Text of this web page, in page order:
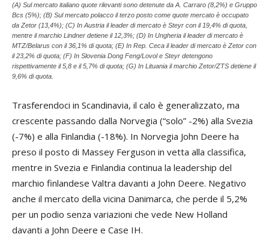
(A) Sul mercato italiano quote rilevanti sono detenute da A. Carraro (8,2%) e Gruppo
Bcs (5%); (B) Sul mercato polacco il terzo posto come quote mercato è occupato
da Zetor (13,4%); (C) In Austria il leader di mercato è Steyr con il 19,4% di quota,
mentre il marchio Lindner detiene il 12,3%; (D) In Ungheria il leader di mercato è
MTZ/Belarus con il 36,1% di quota; (E) In Rep. Ceca il leader di mercato è Zetor con
il 23,2% di quota; (F) In Slovenia Dong Feng/Lovol e Steyr detengono
rispettivamente il 5,8 e il 5,7% di quota; (G) In Lituania il marchio Zetor/ZTS detiene il
9,6% di quota.
Trasferendoci in Scandinavia, il calo è generalizzato, ma
crescente passando dalla Norvegia (“solo” -2%) alla Svezia
(-7%) e alla Finlandia (-18%). In Norvegia John Deere ha
preso il posto di Massey Ferguson in vetta alla classifica,
mentre in Svezia e Finlandia continua la leadership del
marchio finlandese Valtra davanti a John Deere. Negativo
anche il mercato della vicina Danimarca, che perde il 5,2%
per un podio senza variazioni che vede New Holland
davanti a John Deere e Case IH.